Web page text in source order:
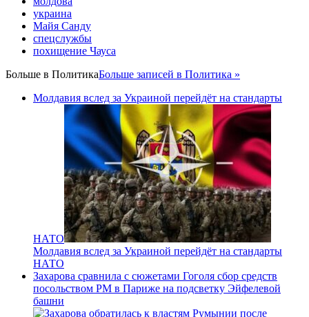
украина
Майя Санду
спецслужбы
похищение Чауса
Больше в ПолитикаБольше записей в Политика »
Молдавия вслед за Украиной перейдёт на стандарты
НАТО
Молдавия вслед за Украиной перейдёт на стандарты
НАТО
Захарова сравнила с сюжетами Гоголя сбор средств
посольством РМ в Париже на подсветку Эйфелевой
башни